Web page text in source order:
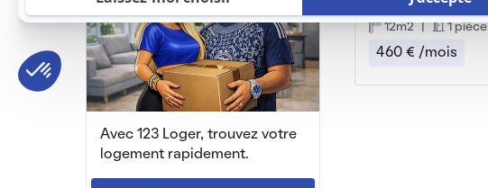
Avec 123 Loger, trouvez votre
logement rapidement.
Montpellier, (34 000)
12m2
1 piéce
460 € /mois